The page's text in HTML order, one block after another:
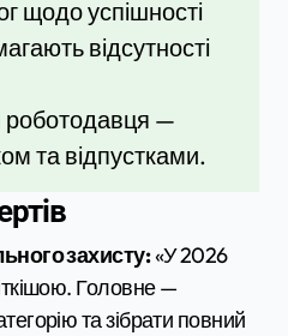
щодо успішності
відсутності
роботодавця —
та відпустками.
захисту:«У 2026
Головне —
та зібрати повний